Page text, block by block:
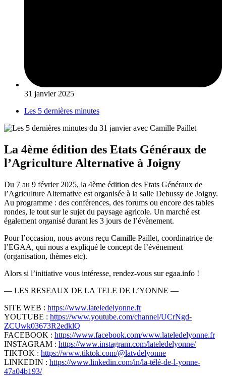
31 janvier 2025
Les 5 dernières minutes
La 4ème édition des Etats Généraux de
l’Agriculture Alternative à Joigny
Du 7 au 9 février 2025, la 4ème édition des Etats Généraux de
l’Agriculture Alternative est organisée à la salle Debussy de Joigny.
Au programme : des conférences, des forums ou encore des tables
rondes, le tout sur le sujet du paysage agricole. Un marché est
également organisé durant les 3 jours de l’évènement.
Pour l’occasion, nous avons reçu Camille Paillet, coordinatrice de
l’EGAA, qui nous a expliqué le concept de l’événement
(organisation, thèmes etc).
Alors si l’initiative vous intéresse, rendez-vous sur egaa.info !
— LES RESEAUX DE LA TELE DE L’YONNE —
SITE WEB : https://www.lateledelyonne.fr
YOUTUBE : https://www.youtube.com/channel/UCrNgd-
ZCUwk03673R2edklQ
FACEBOOK : https://www.facebook.com/www.lateledelyonne.fr
INSTAGRAM : https://www.instagram.com/lateledelyonne/
TIKTOK : https://www.tiktok.com/@latvdelyonne
LINKEDIN : https://www.linkedin.com/in/la-télé-de-l-yonne-
47a04b193/